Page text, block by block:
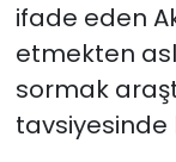
ifade eden
etmekten
sormak
tavsiyesinde